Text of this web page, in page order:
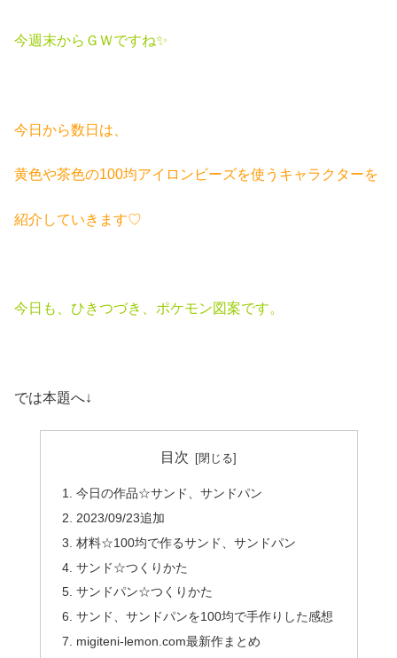
今週末からＧＷですね✨
今日から数日は、
黄色や茶色の100均アイロン ビーズを使うキャラクターを
紹介していきます♡
今日も、ひきつづき、ポケモン図案です。
では本題へ↓
目次
今日の作品☆サンド、サンドパン
2023/09/23追加
材料☆100均で作るサンド、サンドパン
サンド☆つくりかた
サンドパン☆つくりかた
サンド、サンドパンを100均で手作りした感想
migiteni-lemon.com最新作まとめ